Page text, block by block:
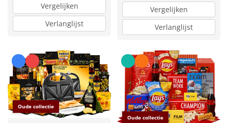
Vergelijken
Verlanglijst
Vergelijken
Verlanglijst
Oude collectie
Oude collectie